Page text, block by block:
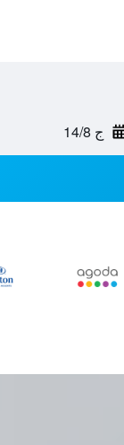
ج 14/8